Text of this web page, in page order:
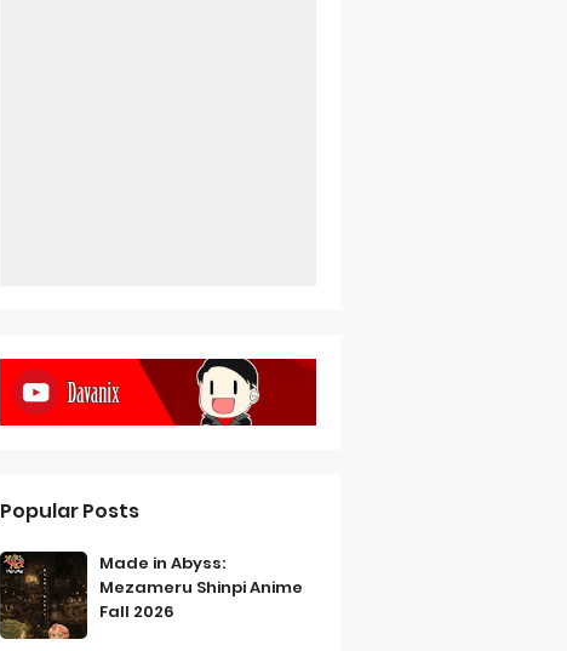
Popular Posts
Made in Abyss:
Mezameru Shinpi Anime
Fall 2026